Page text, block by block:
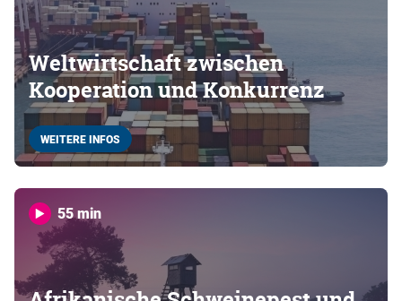
Weltwirtschaft zwischen
Kooperation und Konkurrenz
WEITERE INFOS
55 min